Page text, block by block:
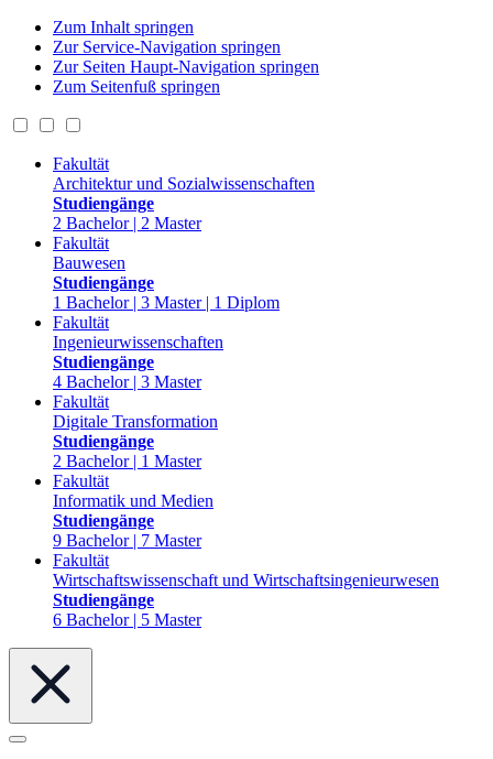
Zum Inhalt springen
Zur Service-Navigation springen
Zur Seiten Haupt-Navigation springen
Zum Seitenfuß springen
Fakultät
Architektur und Sozialwissenschaften
Studiengänge
2 Bachelor | 2 Master
Fakultät
Bauwesen
Studiengänge
1 Bachelor | 3 Master | 1 Diplom
Fakultät
Ingenieurwissenschaften
Studiengänge
4 Bachelor | 3 Master
Fakultät
Digitale Transformation
Studiengänge
2 Bachelor | 1 Master
Fakultät
Informatik und Medien
Studiengänge
9 Bachelor | 7 Master
Fakultät
Wirtschaftswissenschaft und Wirtschaftsingenieurwesen
Studiengänge
6 Bachelor | 5 Master